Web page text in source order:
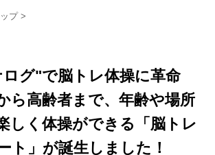
プ >
グ"で脳トレ体操に革命
ら高齢者まで、年齢や場所
しく体操ができる「脳トレ
ト」が誕生しました！